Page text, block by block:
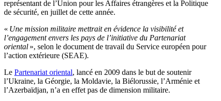
représentant de l’Union pour les Affaires étrangères et la Politique
de sécurité, en juillet de cette année.
« Une mission militaire mettrait en évidence la visibilité et
l’engagement envers les pays de l’initiative du Partenariat
oriental », selon le document de travail du Service européen pour
l’action extérieure (SEAE).
Le Partenariat oriental, lancé en 2009 dans le but de soutenir
l’Ukraine, la Géorgie, la Moldavie, la Biélorussie, l’Arménie et
l’Azerbaïdjan, n’a en effet pas de dimension militaire.